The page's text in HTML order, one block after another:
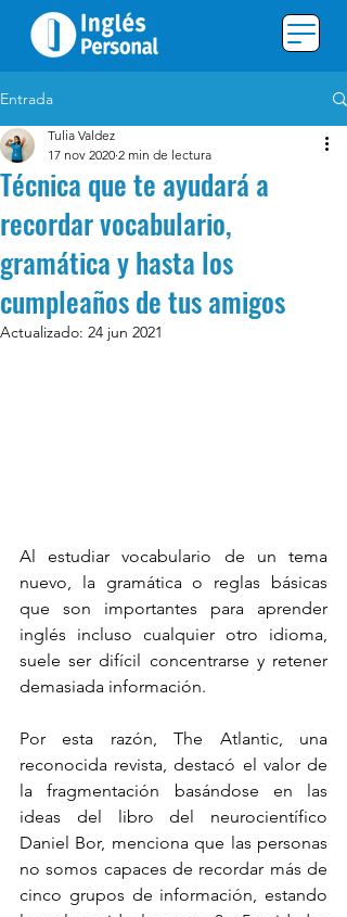
Entrada
Técnica que te ayudará a
recordar vocabulario,
gramática y hasta los
cumpleaños de tus amigos
Tulia Valdez
17 nov 2020 2 min de lectura
Actualizado: 24 jun 2021
Al estudiar vocabulario de un tema
nuevo, la gramática o reglas básicas
que son importantes para aprender
inglés incluso cualquier otro idioma,
suele ser difícil concentrarse y retener
demasiada información.
Por esta razón, The Atlantic, una
reconocida revista, destacó el valor de
la fragmentación basándose en las
ideas del libro del neurocientífico
Daniel Bor, menciona que las personas
no somos capaces de recordar más de
cinco grupos de información, estando